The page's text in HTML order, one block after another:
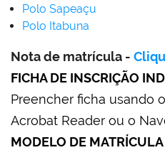
Polo Sapeaçu
Polo Itabuna
Nota de matrícula -
FICHA DE INSCRIÇÃO
Preencher ficha usando
Acrobat Reader ou o
MODELO DE MATRÍCULA